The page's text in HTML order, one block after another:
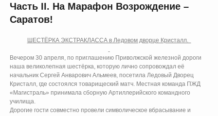
Часть II. На Марафон Возрождение –
Саратов!
ШЕСТЁРКА ЭКСТРАКЛАССА в Ледовом дворце Кристалл.
Вечером 30 апреля, по приглашению Приволжской железной дороги
наша великолепная шестёрка, которую лично сопровождал её
начальник Сергей Анварович Альмеев, посетила Ледовый Дворец
Кристалл, где состоялся товарищеский матч. Местная команда ПЖД
«Магистраль» принимала сборную Артиллерийского командного
училища.
Дорогие гости совместно провели символическое вбрасывание и